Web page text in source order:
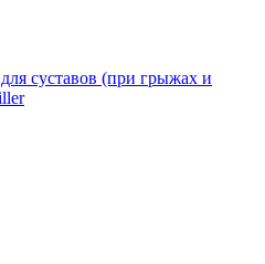
суставов (при грыжах и